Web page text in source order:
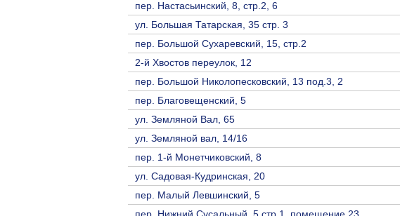
пер. Настасьинский, 8, стр.2, 6
ул. Большая Татарская, 35 стр. 3
пер. Большой Сухаревский, 15, стр.2
2-й Хвостов переулок, 12
пер. Большой Николопесковский, 13 под.3, 2
пер. Благовещенский, 5
ул. Земляной Вал, 65
ул. Земляной вал, 14/16
пер. 1-й Монетчиковский, 8
ул. Садовая-Кудринская, 20
пер. Малый Левшинский, 5